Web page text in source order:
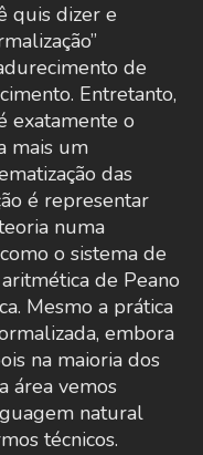
quis dizer e
de
Entretanto,
exatamente o
mais um
das
é representar
numa
o sistema de
de Peano
Mesmo a prática
embora
na maioria dos
área vemos
natural
técnicos.